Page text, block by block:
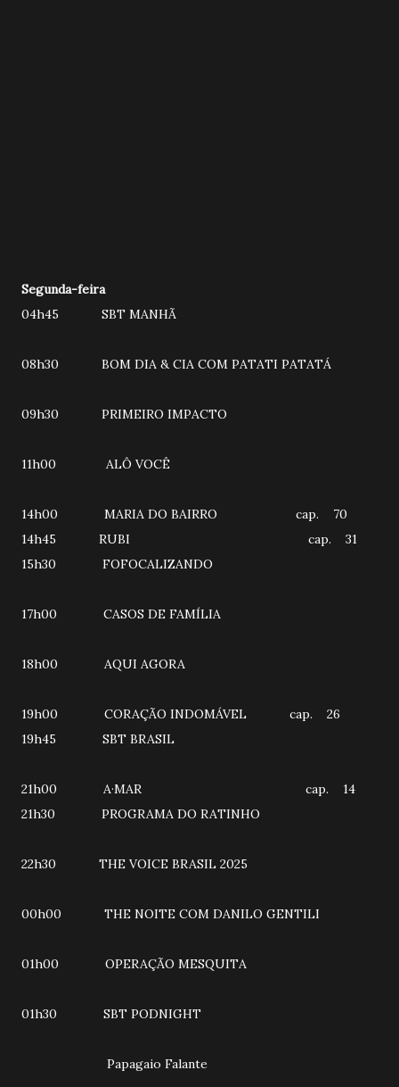
Segunda-feira
04h45 SBT MANHÃ
08h30 BOM DIA & CIA COM PATATI PATATÁ
09h30 PRIMEIRO IMPACTO
11h00 ALÔ VOCÊ
14h00 MARIA DO BAIRRO cap. 70
14h45 RUBI cap. 31
15h30 FOFOCALIZANDO
17h00 CASOS DE FAMÍLIA
18h00 AQUI AGORA
19h00 CORAÇÃO INDOMÁVEL cap. 26
19h45 SBT BRASIL
21h00 A·MAR cap. 14
21h30 PROGRAMA DO RATINHO
22h30 THE VOICE BRASIL 2025
00h00 THE NOITE COM DANILO GENTILI
01h00 OPERAÇÃO MESQUITA
01h30 SBT PODNIGHT
Papagaio Falante